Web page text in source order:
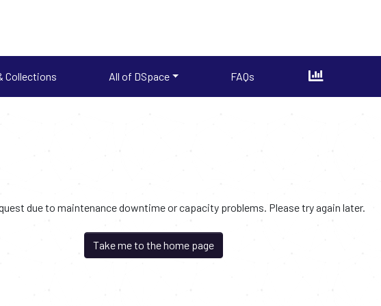
Collections All of DSpace FAQs
due to maintenance downtime or capacity problems. Please try again later.
Take me to the home page